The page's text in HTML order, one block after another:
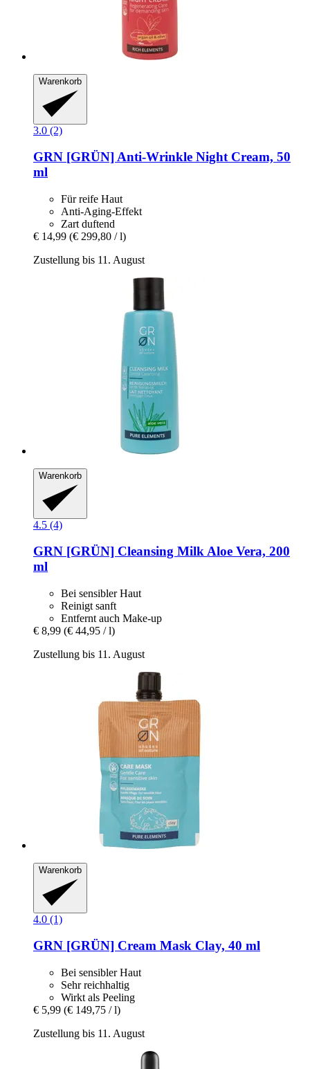
Warenkorb
3.0 (2)
GRN [GRÜN] Anti-​Wrinkle Night Cream, 50
ml
Für reife Haut
Anti-Aging-Effekt
Zart duftend
€ 14,99 (€ 299,80 / l)
Zustellung bis 11. August
Warenkorb
4.5 (4)
GRN [GRÜN] Cleansing Milk Aloe Vera, 200
ml
Bei sensibler Haut
Reinigt sanft
Entfernt auch Make-up
€ 8,99 (€ 44,95 / l)
Zustellung bis 11. August
Warenkorb
4.0 (1)
GRN [GRÜN] Cream Mask Clay, 40 ml
Bei sensibler Haut
Sehr reichhaltig
Wirkt als Peeling
€ 5,99 (€ 149,75 / l)
Zustellung bis 11. August